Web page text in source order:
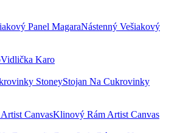
Nástenný Vešiakový
Vidlička Karo
Stojan Na Cukrovinky
Klinový Rám Artist Canvas